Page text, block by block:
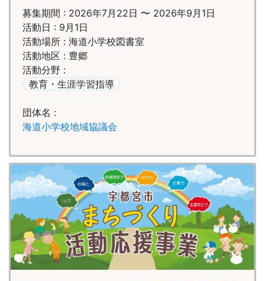
募集期間 : 2026年7月22日 〜 2026年9月1日
活動日 : 9月1日
活動場所 : 海道小学校図書室
活動地区 : 豊郷
活動分野 :
教育・生涯学習指導
団体名 :
海道小学校地域協議会